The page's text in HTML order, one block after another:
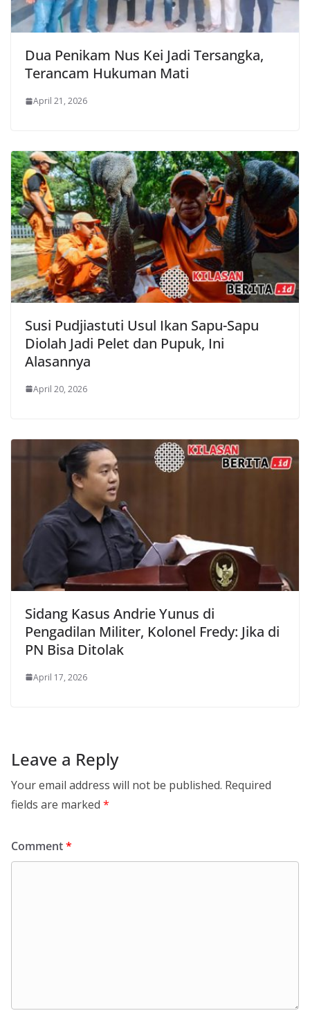
Dua Penikam Nus Kei Jadi Tersangka,
Terancam Hukuman Mati
April 21, 2026
Susi Pudjiastuti Usul Ikan Sapu-Sapu
Diolah Jadi Pelet dan Pupuk, Ini
Alasannya
April 20, 2026
Sidang Kasus Andrie Yunus di
Pengadilan Militer, Kolonel Fredy: Jika di
PN Bisa Ditolak
April 17, 2026
Leave a Reply
Your email address will not be published. Required
fields are marked *
Comment*